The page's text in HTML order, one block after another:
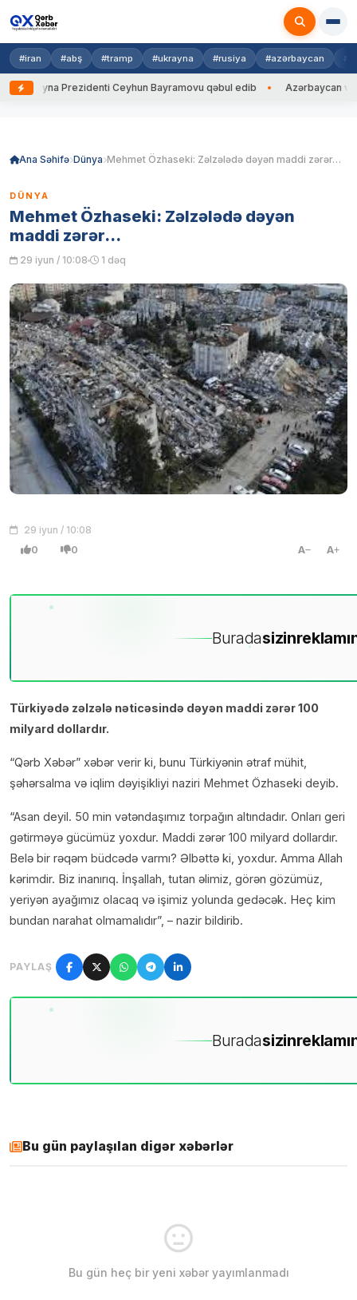
#iran #abş #tramp #ukrayna #rusiya #azərbaycan
Ukrayna Prezidenti Ceyhun Bayramovu qəbul edib Azərbaycan və
Ana Səhifə Dünya Mehmet Özhaseki: Zəlzələdə dəyən maddi zərər…
DÜNYA
Mehmet Özhaseki: Zəlzələdə dəyən
maddi zərər…
29 iyun / 10:08 1 dəq
29 iyun / 10:08
0 0 A A
Buradasizin
Türkiyədə zəlzələ nəticəsində dəyən maddi zərər 100
milyard dollardır.
“Qərb Xəbər” xəbər verir ki, bunu Türkiyənin ətraf mühit,
şəhərsalma və iqlim dəyişikliyi naziri Mehmet Özhaseki deyib.
“Asan deyil. 50 min vətəndaşımız torpağın altındadır. Onları geri
gətirməyə gücümüz yoxdur. Maddi zərər 100 milyard dollardır.
Belə bir rəqəm büdcədə varmı? Əlbəttə ki, yoxdur. Amma Allah
kərimdir. Biz inanırıq. İnşallah, tutan əlimiz, görən gözümüz,
yeriyən ayağımız olacaq və işimiz yolunda gedəcək. Heç kim
bundan narahat olmamalıdır”, – nazir bildirib.
PAYLAŞ
Buradasizin
Bu gün paylaşılan digər xəbərlər
Bu gün heç bir yeni xəbər yayımlanmadı